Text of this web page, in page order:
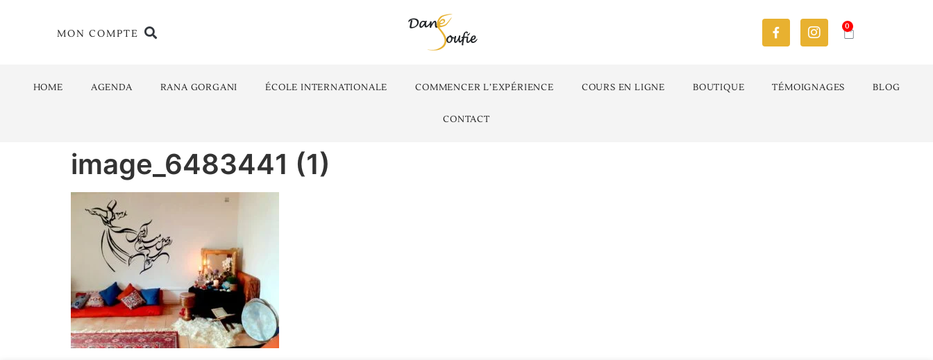
MON COMPTE
0
HOME AGENDA RANA GORGANI ÉCOLE INTERNATIONALE COMMENCER L’EXPÉRIENCE COURS EN LIGNE BOUTIQUE TÉMOIGNAGES BLOG
CONTACT
image_6483441 (1)